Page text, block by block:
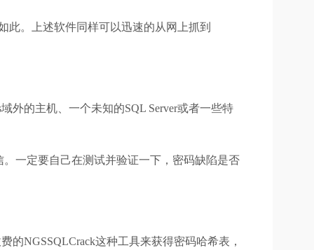
此。上述软件同样可以迅速的从网上抓到
外的主机、一个未知的SQL Server或者一些特
一定要自己在测试并验证一下，密码缺陷是否
的NGSSQLCrack这种工具来获得密码哈希表，